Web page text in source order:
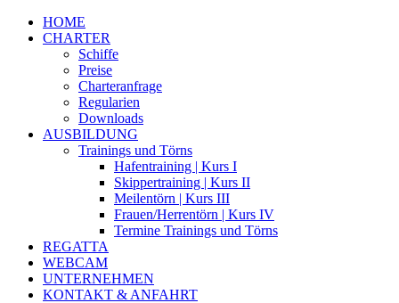
HOME
CHARTER
Schiffe
Preise
Charteranfrage
Regularien
Downloads
AUSBILDUNG
Trainings und Törns
Hafentraining | Kurs I
Skippertraining | Kurs II
Meilentörn | Kurs III
Frauen/Herrentörn | Kurs IV
Termine Trainings und Törns
REGATTA
WEBCAM
UNTERNEHMEN
KONTAKT & ANFAHRT